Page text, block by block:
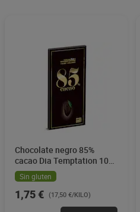
Chocolate negro 85%
cacao Dia Temptation 100
gSin gluten
1,75 € (17,50 €/KILO)